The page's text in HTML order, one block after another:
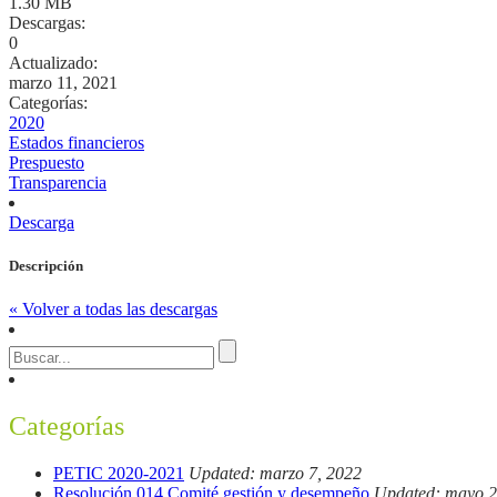
Descargas:
0
Actualizado:
marzo 11, 2021
Categorías:
2020
Estados financieros
Prespuesto
Transparencia
Descarga
Descripción
« Volver a todas las descargas
Categorías
PETIC 2020-2021 Updated: marzo 7, 2022
Resolución 014 Comité gestión y desempeño Updated: mayo